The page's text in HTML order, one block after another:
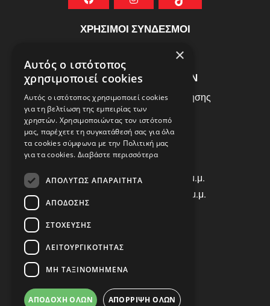
ΧΡΗΣΙΜΟΙ ΣΥΝΔΕΣΜΟΙ
ΕΞΥΠΗΡΕΤΗΣΗ ΠΕΛΑΤΩΝ
Πολιτική Δεδομένων - Όροι Χρήσης
Πολιτική Επιστροφών
Όροι Χρήσης
ΩΡΑΡΙΟ ΛΕΙΤΟΥΡΓΙΑΣ
Δ | Τ | Τ | Π: 8:00 π.μ. - 18:00 μ.μ.
Παρασκευή: 8:00 π.μ. - 14:00 μ.μ.
Viber: 698 456 9068
E-mail: info@autocover.gr
×
Αυτός ο ιστότοπος
χρησιμοποιεί cookies
Αυτός ο ιστότοπος χρησιμοποιεί cookies
για τη βελτίωση της εμπειρίας των
χρηστών. Χρησιμοποιώντας τον ιστότοπό
μας, παρέχετε τη συγκατάθεσή σας για όλα
τα cookies σύμφωνα με την Πολιτική μας
για τα cookies. Διαβάστε περισσότερα
ΑΠΟΛΎΤΩΣ ΑΠΑΡΑΊΤΗΤΑ
ΑΠΌΔΟΣΗΣ
ΣΤΌΧΕΥΣΗΣ
ΛΕΙΤΟΥΡΓΙΚΌΤΗΤΑΣ
ΜΗ ΤΑΞΙΝΟΜΗΜΈΝΑ
ΑΠΟΔΟΧΉ ΌΛΩΝ ΑΠΌΡΡΙΨΗ ΌΛΩΝ